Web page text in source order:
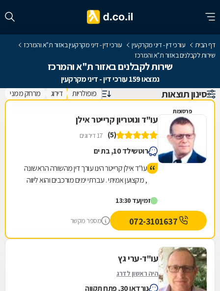
דף הבית עורכי דין - דיני מקרקעין
עורכי דין - דיני מקרקעין באזור ת"א והמרכז
שירות לקבלנים באזור ת"א והמרכז
שירות לקבלנים באזור ת"א והמרכז
נמצאו 159 עורכי דין - דיני מקרקעין
סינון תוצאות פופולריות דירוג מרחק ממני
פרסומת
עו"ד ונוטריון קרייטר אילן
(5) 17 דירוגים
רוטשילד 10, בת ים
עו"ד אילן קרייטר הינו עורך דין מהשורה הראשונה
, מקצוען אמיתי . עברתי ימים מורכבים והוא ליווה
מלא במקרה. היה זמין עבורי תמיד גם בשעות לא
שיגרתיות ואפילו בשבת . כל עצה שלו שווה זהב .
נתן לי שקט ורוגע נפשי לעבור ימים מורכבים
וסוערים. אילן תודה מקרב לב ומאחל לך בריאות
ולכל כך הרבה אנשים .
זמיןעד 13:30
מספר מקשר
עו"ד-ערי גץ
היה ראשון לדרג
נורדאו 30, פתח תקווה